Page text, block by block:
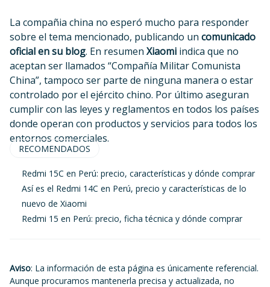
La compañia china no esperó mucho para responder
sobre el tema mencionado, publicando un comunicado
oficial en su blog. En resumen Xiaomi indica que no
aceptan ser llamados “Compañía Militar Comunista
China”, tampoco ser parte de ninguna manera o estar
controlado por el ejército chino. Por último aseguran
cumplir con las leyes y reglamentos en todos los países
donde operan con productos y servicios para todos los
entornos comerciales.
RECOMENDADOS
Redmi 15C en Perú: precio, características y dónde comprar
Así es el Redmi 14C en Perú, precio y características de lo
nuevo de Xiaomi
Redmi 15 en Perú: precio, ficha técnica y dónde comprar
Aviso: La información de esta página es únicamente referencial.
Aunque procuramos mantenerla precisa y actualizada, no